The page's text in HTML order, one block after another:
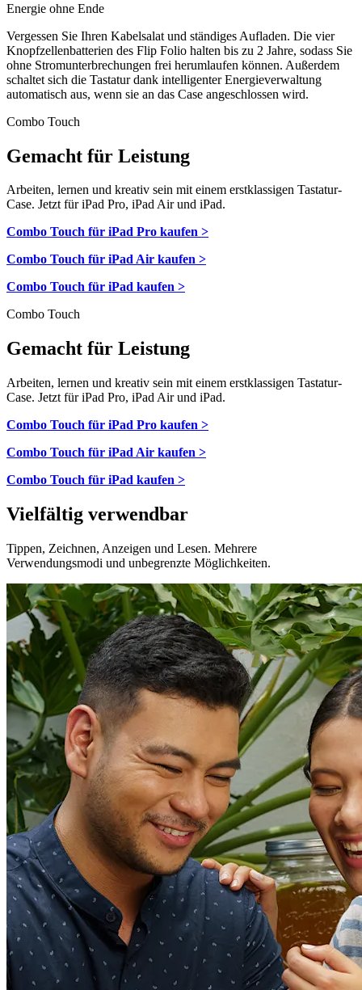
Energie ohne Ende
Vergessen Sie Ihren Kabelsalat und ständiges Aufladen. Die vier
Knopfzellenbatterien des Flip Folio halten bis zu 2 Jahre, sodass Sie
ohne Stromunterbrechungen frei herumlaufen können. Außerdem
schaltet sich die Tastatur dank intelligenter Energieverwaltung
automatisch aus, wenn sie an das Case angeschlossen wird.
Combo Touch
Gemacht für Leistung
Arbeiten, lernen und kreativ sein mit einem erstklassigen Tastatur-
Case. Jetzt für iPad Pro, iPad Air und iPad.
Combo Touch für iPad Pro kaufen >
Combo Touch für iPad Air kaufen >
Combo Touch für iPad kaufen >
Combo Touch
Gemacht für Leistung
Arbeiten, lernen und kreativ sein mit einem erstklassigen Tastatur-
Case. Jetzt für iPad Pro, iPad Air und iPad.
Combo Touch für iPad Pro kaufen >
Combo Touch für iPad Air kaufen >
Combo Touch für iPad kaufen >
Vielfältig verwendbar
Tippen, Zeichnen, Anzeigen und Lesen. Mehrere
Verwendungsmodi und unbegrenzte Möglichkeiten.